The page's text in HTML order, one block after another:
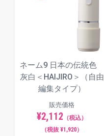
ネーム9 日本の伝統色
灰白＜HAIJIRO＞（自由
編集タイプ）
販売価格
¥2,112 （税込）
（税抜 ¥1,920）